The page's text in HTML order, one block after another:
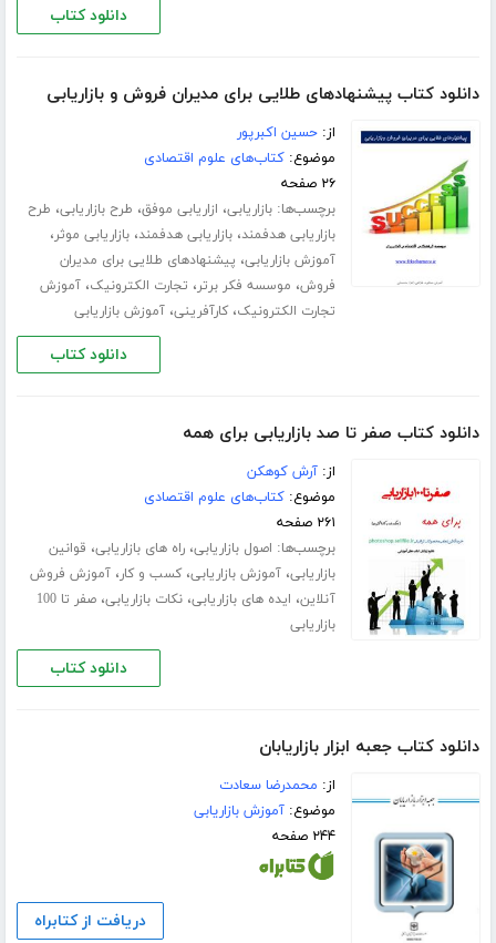
دانلود کتاب
دانلود کتاب پیشنهادهای طلایی برای مدیران فروش و بازاریابی
از:حسین اکبرپور
موضوع:کتاب‌های علوم اقتصادی
۲۶ صفحه
برچسب‌ها:بازاریابی، ازاریابی موفق، طرح بازاریابی، طرح
بازاریابی هدفمند،بازاریابی هدفمند،بازاریابی موثر،
آموزش بازاریابی، پیشنهادهای طلایی برای مدیران
فروش، موسسه فکر برتر، تجارت الکترونیک،آموزش
تجارت الکترونیک،کارآفرینی،آموزش بازاریابی
دانلود کتاب
دانلود کتاب صفر تا صد بازاریابی برای همه
از:آرش کوهکن
موضوع:کتاب‌های علوم اقتصادی
۲۶۱ صفحه
برچسب‌ها: اصول بازاریابی،راه های بازاریابی، قوانین
بازاریابی،آموزش بازاریابی،کسب و کار،آموزش فروش
آنلاین، ایده های بازاریابی،نکات بازاریابی،
صفر تا 100
بازاریابی
دانلود کتاب
دانلود کتاب جعبه ابزار بازاریابان
از: محمدرضا سعادت
موضوع:آموزش بازاریابی
۲۴۴ صفحه
دریافت از کتابراه